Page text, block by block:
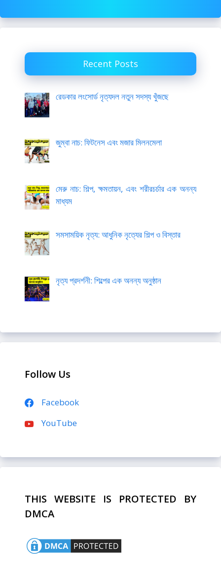
Recent Posts
রেডকার লংসোর্ড নৃত্যদল নতুন সদস্য খুঁজছে
জুম্বা নাচ: ফিটনেস এবং মজার মিলনমেলা
মেরু নাচ: শিল্প, ক্ষমতায়ন, এবং শরীরচর্চার এক অনন্য
মাধ্যম
সমসাময়িক নৃত্য: আধুনিক নৃত্যের শিল্প ও বিস্তার
নৃত্য প্রদর্শনী: শিল্পের এক অনন্য অনুষ্ঠান
Follow Us
Facebook
YouTube
THIS WEBSITE IS PROTECTED BY
DMCA